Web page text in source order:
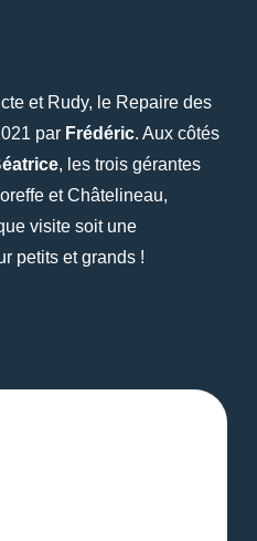
et Rudy, le Repaire des
par Frédéric. Aux côtés
, les trois gérantes
et Châtelineau,
visite soit une
petits et grands !